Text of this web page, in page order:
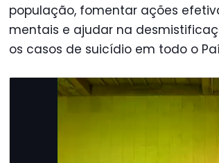
população, fomentar ações
mentais e ajudar na
os casos de suicídio em todo o